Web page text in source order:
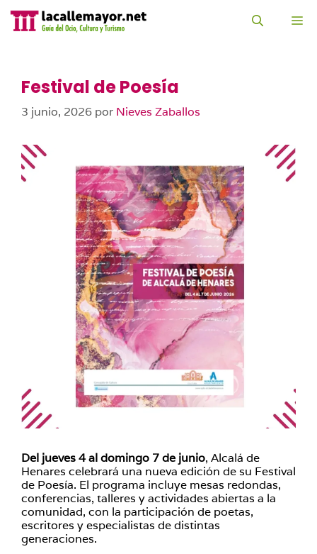
contenido
Festival de Poesía
3 junio, 2026 por Nieves Zaballos
Del jueves 4 al domingo 7 de junio, Alcalá de
Henares celebrará una nueva edición de su Festival
de Poesía. El programa incluye mesas redondas,
conferencias, talleres y actividades abiertas a la
comunidad, con la participación de poetas,
escritores y especialistas de distintas
generaciones.